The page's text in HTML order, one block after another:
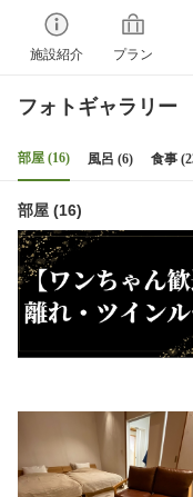
施設紹介 プラン
フォトギャラリー
部屋 (16) 風呂 (6) 食事
部屋 (16)